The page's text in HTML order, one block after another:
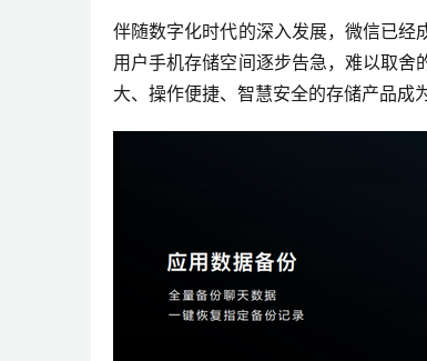
伴随数字化时代的深入发展，微信已经
用户手机存储空间逐步告急，难以取
大、操作便捷、智慧安全的存储产品成